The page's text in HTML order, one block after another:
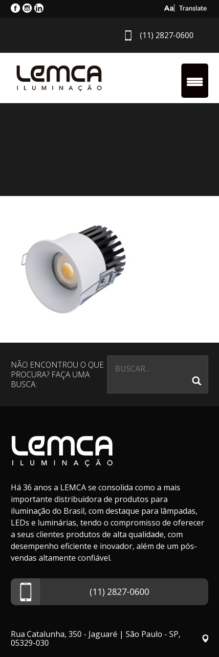
Select
(11) 2827-0600
NÃO ENCONTROU O QUE
PROCURA? FAÇA UMA
BUSCA:
Há 36 anos a LEMCA se consolida como a mais
importante distribuidora de produtos para
iluminação do Brasil, com destaque para lâmpadas,
LEDs e luminárias, tendo o compromisso de oferecer
a seus clientes produtos de alta qualidade, com
desempenho eficiente e inovador, além de um pós-
vendas altamente confiável.
(11) 2827-0600
Rua Catalunha, 350 - Jaguaré | São Paulo - SP,
05329-030